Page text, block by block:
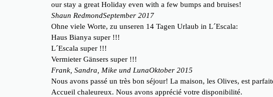
our stay a great Holiday even with a few bumps and bruises!
Shaun RedmondSeptember 2017
Ohne viele Worte, zu unseren 14 Tagen Urlaub in L´Escala:
Haus Bianya super !!!
L´Escala super !!!
Vermieter Gänsers super !!!
Frank, Sandra, Mike und LunaOktober 2015
Nous avons passé un très bon séjour! La maison, les Olives, est
Accueil chaleureux. Nous avons apprécié votre disponibilité.